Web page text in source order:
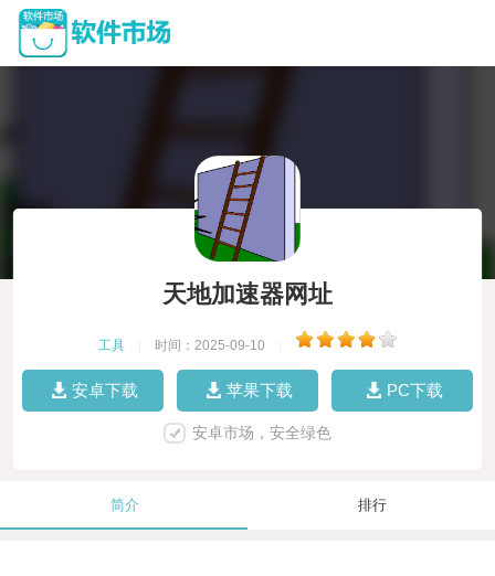
天地加速器网址
工具 时间：2025-09-10
安卓下载 苹果下载 PC下载
安卓市场，安全绿色
简介 排行